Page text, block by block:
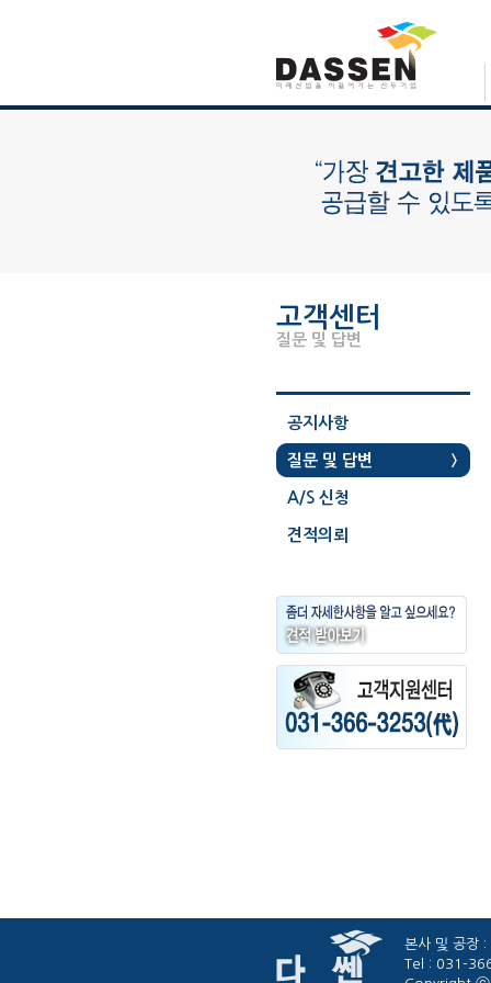
고객센터
질문 및 답변
공지사항
질문 및 답변
A/S 신청
견적의뢰
본사 및 공장
Tel : 031-